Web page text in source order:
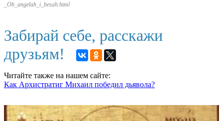
_Ob_angelah_i_besah.html
Забирай себе, расскажи
друзьям!
Читайте также на нашем сайте:
Как Архистратиг Михаил победил дьявола?